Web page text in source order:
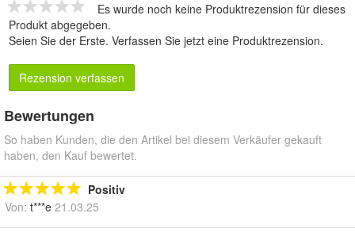
Es wurde noch keine Produktrezension für dieses
Produkt abgegeben.
Seien Sie der Erste. Verfassen Sie jetzt eine Produktrezension.
Rezension verfassen
Bewertungen
So haben Kunden, die den Artikel bei diesem Verkäufer gekauft
haben, den Kauf bewertet.
Positiv
Von: t***e 21.03.25